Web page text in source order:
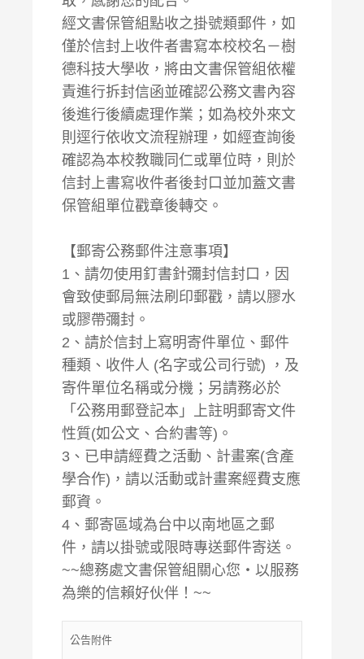
經文書保管組點收之掛號類郵件，如
僅於信封上收件者書寫本校校名－樹
德科技大學收，將由文書保管組依權
責進行拆封信函並確認公務文書內容
後進行後續處理作業；如為校外來文
則逕行依收文流程辦理，如經查詢後
確認為本校教職同仁或單位時，則於
信封上書寫收件者後封口並加蓋文書
保管組單位戳章後轉交。
【郵寄公務郵件注意事項】
1、請勿使用釘書針彌封信封口，因
會致使郵局無法刷印郵戳，請以膠水
或膠帶彌封。
2、請於信封上寫明寄件單位、郵件
種類、收件人 (名字或公司行號) ，及
寄件單位名稱或分機；另請務必於
「公務用郵登記本」上註明郵寄文件
性質(如公文、合約書等)。
3、已申請經費之活動、計畫案(含產
學合作)，請以活動或計畫案經費支應
郵資。
4、郵寄區域為台中以南地區之郵
件，請以掛號或限時專送郵件寄送。
~~總務處文書保管組關心您‧以服務
為樂的信賴好伙伴！~~
公告附件